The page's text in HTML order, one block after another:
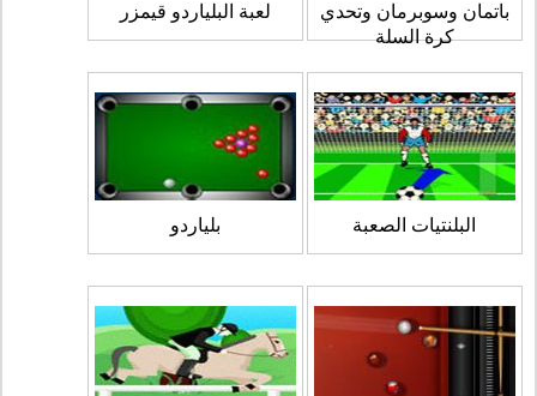
باتمان وسوبرمان وتحدي
كرة السلة
لعبة البلياردو قيمزر
البلنتيات الصعبة بلياردو